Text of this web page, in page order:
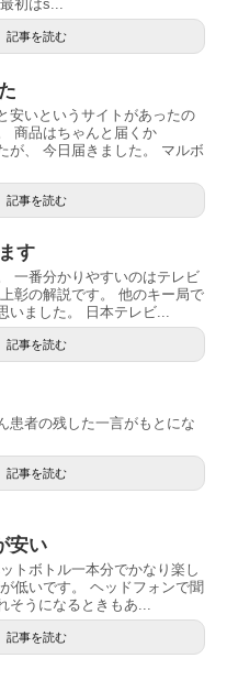
初はs...
記事を読む
安いというサイトがあったの
商品はちゃんと届くか
が、 今日届きました。 マルボ
記事を読む
す
一番分かりやすいのはテレビ
彰の解説です。 他のキー局で
いました。 日本テレビ...
記事を読む
患者の残した一言がもとにな
記事を読む
安い
トボトル一本分でかなり楽し
低いです。 ヘッドフォンで聞
そうになるときもあ...
記事を読む